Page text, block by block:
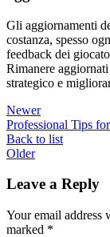
Gli aggiornamenti
costanza, spesso
feedback dei
Rimanere
strategico e
Newer
Professional Tips
Back to list
Older
Leave a Reply
Your email address
marked *